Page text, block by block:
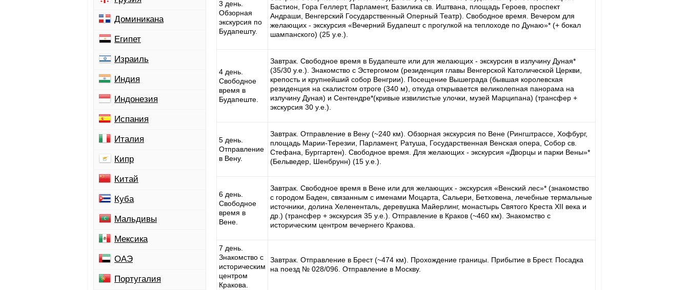
3 день.
Обзорная
экскурсия по
Будапешту.
Бастион, Гора Геллерт, Парламент, Базилика св. Иштвана, площадь Героев, проспект
Андраши, Венгерский Государственный Оперный Театр). Свободное время. Вечером для
желающих - экскурсия «Вечерний Будапешт с прогулкой на теплоходе по Дунаю»* (+ бокал
шампанского) (25 у.е.).
4 день.
Свободное
время в
Будапеште.
Завтрак. Свободное время в Будапеште или для желающих - экскурсия в излучину Дуная*
(35/30 у.е.). Знакомство с Эстергомом (резиденция главы Венгерской Католической Церкви,
крепость и крупнейший собор Венгрии). Посещение Вышеграда (бывшая королевская
резиденция на скалистом отроге (340 м), откуда открывается великолепная панорама на
излучину Дуная) и Сентендре*(кривые извилистые улочки, музей Марципана) (трансфер +
экскурсия 30 у.е.).
5 день.
Отправление
в Вену.
Завтрак. Отправление в Вену (~240 км). Обзорная экскурсия по Вене (Рингштрассе, Хофбург,
площадь Марии-Терезии, Парламент, Ратуша, Государственная Венская опера, Собор св.
Стефана, Бурггартен). Свободное время. Для желающих - экскурсия «Дворцы и парки Вены»*
(Бельведер, Шенбрунн) (15 у.е.).
6 день.
Свободное
время в
Вене.
Завтрак. Свободное время в Вене или для желающих - экскурсия «Венский лес»* (знакомство
с городом Баден, связанным с именами Моцарта, Сальери, Бетховена, лечебные термальные
источники, долина Хелененталь, деревушка Майерлинг, монастырь Святого Креста XII века и
др.) (трансфер + экскурсия 35 у.е.). Отправление в Краков (~460 км). Знакомство с
историческим центром вечернего Кракова.
7 день.
Знакомство с
историческим
центром
Кракова.
Завтрак. Отправление в Брест (~474 км). Прохождение границы. Прибытие в Брест. Посадка
на поезд № 028/096. Отправление в Москву.
Доминикана
Египет
Израиль
Индия
Индонезия
Испания
Италия
Кипр
Китай
Куба
Мальдивы
Мексика
ОАЭ
Португалия